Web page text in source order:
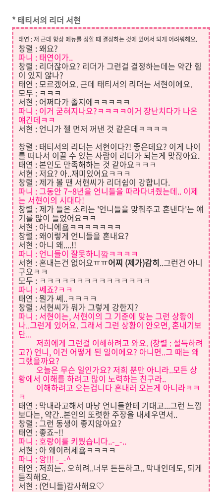
* 태티서의 리더 서현
태연 : 저 근데 항상 메뉴를 정할 때 결정하는 것에 있어서 되게 어려워해요.
창렬 : 왜요?
파니 : 태연이가..
창렬 : 리더잖아요? 리더가 그런걸 결정하는데는 약간 힘
이 있지 않나?
태연 : 모르겠어요. 근데 태티서의 리더는 서현이에요.
모두 : ㅋㅋㅋ
서현 : 어쩌다가 졸지에ㅋㅋㅋㅋㅋ
파니 : 이거 굳혀지나요?ㅋㅋㅋㅋ이거 장난치다가 나온
얘긴데ㅋㅋ
서현 : 언니가 젤 먼저 꺼낸 것 같은데ㅋㅋㅋㅋ
창렬 : 태티서의 리더는 서현이다?! 좋은데요? 이게 나이
를 떠나서 이끌 수 있는 사람이 리더가 되는게 맞잖아요.
태연 : 본인도 만족해하는 것 같아요ㅋㅋㅋ
서현 : 저요? 아..재미있어요ㅋㅋㅋ
창렬 : 제가 볼 땐 서현씨가 리더쉽이 강합니다.
파니 : 그동안 7~8년을 언니들을 따라다녀줬는데.. 이제
는 서현이의 시대다!
창렬 : 제가 들은 소리는 '언니들을 맞춰주고 혼낸다'는 얘
기를 많이 들었어요ㅋㅋ
서현 : 아니에욬ㅋㅋㅋㅋㅋㅋㅋ
창렬 : 왜이렇게 언니들을 혼내요?
서현 : 아니 왜....!!
파니 : 언니들이 잘못하니깤ㅋㅋㅋㅋ
서현 : 혼내는건 없어요ㅠㅠ어찌 (제가)감히..그런건 아니
구요ㅋㅋ
모두 : ㅋㅋㅋㅋㅋㅋㅋㅋㅋㅋㅋㅋㅋㅋㅋ
파니 : 쎄죠?ㅋㅋ
태연 : 뭔가 쎄..ㅋㅋㅋㅋ
창렬 : 서현씨가 뭐가 그렇게 강한지?
파니 : 서현이는, 서현이의 그 기준에 맞는 그런 상황이
나..그런게 있어요. 그래서 그런 상황이 안오면, 혼내기보
단...
저희에게 그런걸 이해하려고 와요. (창렬 : 설득하려
고?) 언니, 이건 어떻게 된 일이에요? 아니면..그 때는 왜
그랬을까요?
오늘은 무슨 일인가요? 저희 뿐만 아니라..모든 상
황에서 이해를 하려고 많이 노력하는 친구라..
이해하려고 오는겁니다 혼내러 오는게 아니라ㅋㅋ
ㅋ
태연 : 막내라고해서 마냥 언니들한테 기대고...그런 느낌
보다는, 약간..본인의 또렷한 주장을 내세우면서..
창렬 : 그런 동생이 좋지않아요?
태연 : 좋죠~!!
파니 : 호랑이를 키웠습니다..-_-..
서현 : 아 왜이러세욬ㅋㅋㅋㅋ
파니 : 앙!!! -_-^
태연 : 저희는.. 오히려..너무 든든하고.. 막내인데도, 되게
듬직해요.
서현 : (언니들)감사해요♡